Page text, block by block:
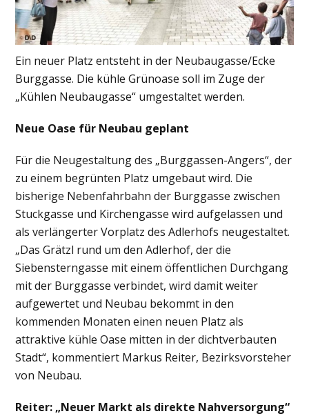
Ein neuer Platz entsteht in der Neubaugasse/Ecke
Burggasse. Die kühle Grünoase soll im Zuge der
„Kühlen Neubaugasse“ umgestaltet werden.
Neue Oase für Neubau geplant
Für die Neugestaltung des „Burggassen-Angers“, der
zu einem begrünten Platz umgebaut wird. Die
bisherige Nebenfahrbahn der Burggasse zwischen
Stuckgasse und Kirchengasse wird aufgelassen und
als verlängerter Vorplatz des Adlerhofs neugestaltet.
„Das Grätzl rund um den Adlerhof, der die
Siebensterngasse mit einem öffentlichen Durchgang
mit der Burggasse verbindet, wird damit weiter
aufgewertet und Neubau bekommt in den
kommenden Monaten einen neuen Platz als
attraktive kühle Oase mitten in der dichtverbauten
Stadt“, kommentiert Markus Reiter, Bezirksvorsteher
von Neubau.
Reiter: „Neuer Markt als direkte Nahversorgung“